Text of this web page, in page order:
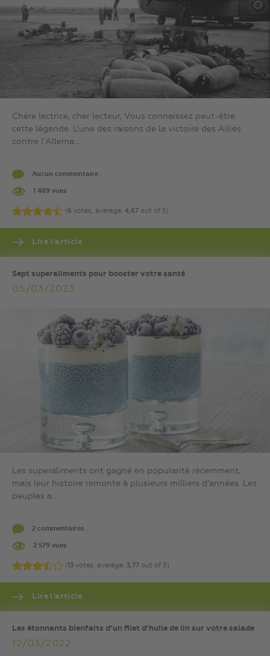
Chère lectrice, cher lecteur, Vous connaissez peut-être
cette légende. L’une des raisons de la victoire des Alliés
contre l’Allema...
Aucun commentaire .
1 489 vues
(6 votes, average: 4,67 out of 5)
Lire l’article
Sept superaliments pour booster votre santé
05/03/2023
Les superaliments ont gagné en popularité récemment,
mais leur histoire remonte à plusieurs milliers d’années. Les
peuples a...
2 commentaires .
2 579 vues
(13 votes, average: 3,77 out of 5)
Lire l’article
Les étonnants bienfaits d’un filet d’huile de lin sur votre salade
12/03/2022